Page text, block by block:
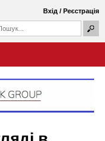
Вхід / Реєстрація